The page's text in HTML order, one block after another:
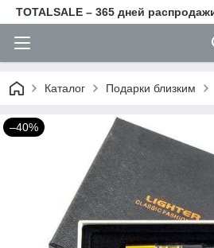
TOTALSALE – 365 дней
Каталог Подарки близким
–40%